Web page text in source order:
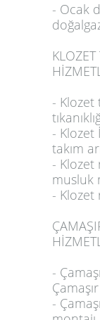
- Ocak
KLOZET
- Klozet
- Klozet
takım
- Klozet
musluk
- Klozet
-
-